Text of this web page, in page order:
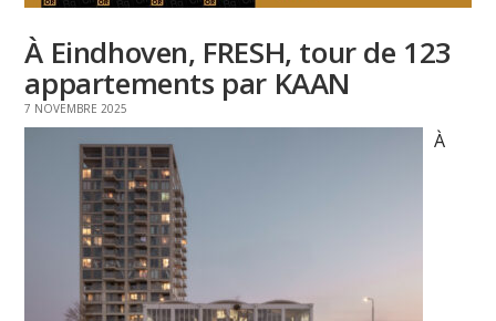
À Eindhoven, FRESH, tour de 123
appartements par KAAN
7 NOVEMBRE 2025
À